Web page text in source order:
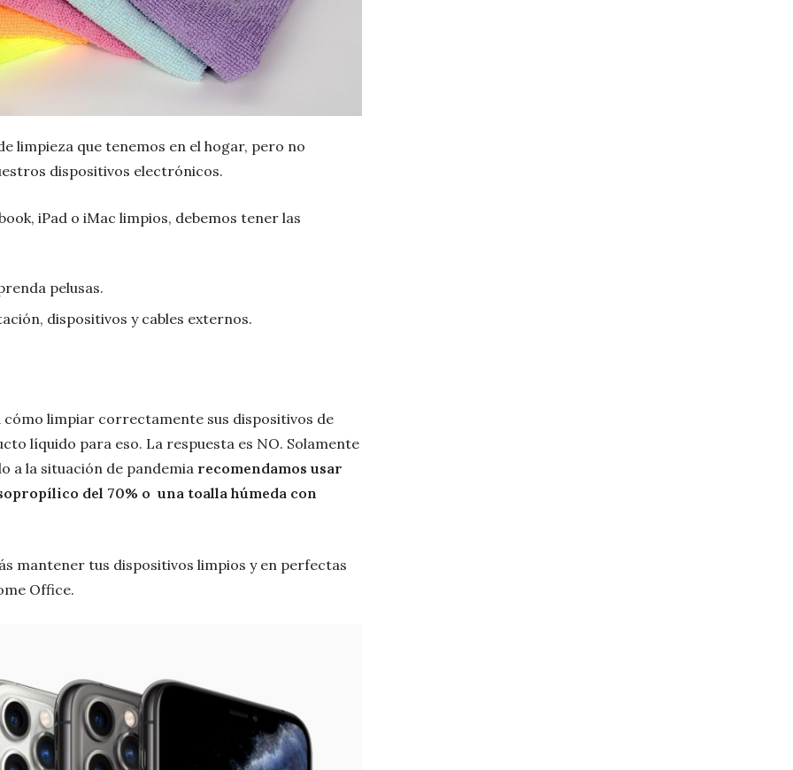
limpieza que tenemos en el hogar, pero no
dispositivos electrónicos.
iPad o iMac limpios, debemos tener las
pelusas.
dispositivos y cables externos.
limpiar correctamente sus dispositivos de
líquido para eso. La respuesta es NO. Solamente
a la situación de pandemia recomendamos usar
del 70% o una toalla húmeda con
mantener tus dispositivos limpios y en perfectas
Office.